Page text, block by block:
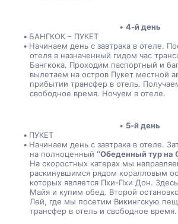
4-й день
БАНГКОК – ПУКЕТ
Начинаем день с завтрака в отеле.
отеля в назначенный гидом час
Бангкока. Проходим паспортный и
вылетаем на остров Пукет местной
прибытии трансфер в отель.
свободное время. Ночуем в отеле.
5-й день
ПУКЕТ
Начинаем день с завтрака в отеле.
на полноценный ‘’Обеденный тур на
На скоростных катерах мы
раскинувшимся рядом коралловым
которых является Пхи-Пхи Дон.
Майя и купим обед. Второй
Лей, где мы посетим Викингскую
трансфер в отель и свободное